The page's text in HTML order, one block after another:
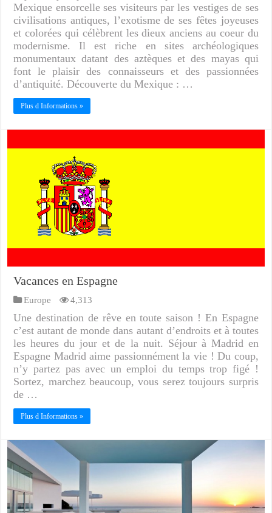
Mexique ensorcelle ses visiteurs par les vestiges de ses
civilisations antiques, l’exotisme de ses fêtes joyeuses
et colorées qui célèbrent les dieux anciens au coeur du
modernisme. Il est riche en sites archéologiques
monumentaux datant des aztèques et des mayas qui
font le plaisir des connaisseurs et des passionnées
d’antiquité. Découverte du Mexique : …
Plus d Informations »
Vacances en Espagne
Europe 4,313
Une destination de rêve en toute saison ! En Espagne
c’est autant de monde dans autant d’endroits et à toutes
les heures du jour et de la nuit. Séjour à Madrid en
Espagne Madrid aime passionnément la vie ! Du coup,
n’y partez pas avec un emploi du temps trop figé !
Sortez, marchez beaucoup, vous serez toujours surpris
de …
Plus d Informations »